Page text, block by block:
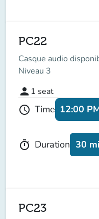
PC22
Casque audio
Niveau 3
person 1 seat
schedule Time 12:00
timer Duration 30
PC23